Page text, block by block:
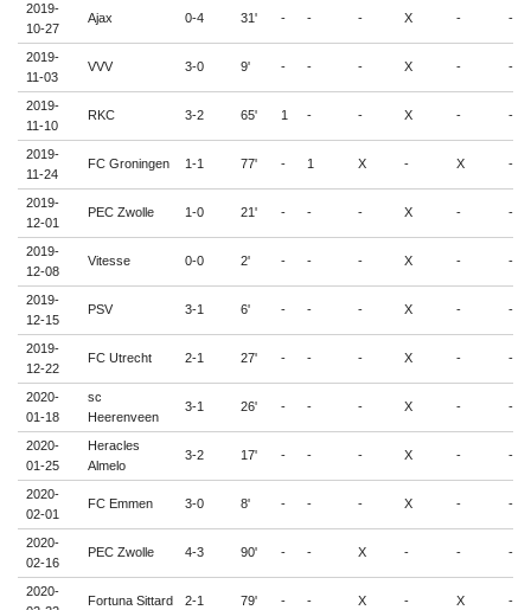
2019-
10-27
Ajax 0-4 31' - - - X - -
2019-
11-03
VVV 3-0 9' - - - X - -
2019-
11-10
RKC 3-2 65' 1 - - X - -
2019-
11-24
FC Groningen 1-1 77' - 1 X - X -
2019-
12-01
PEC Zwolle 1-0 21' - - - X - -
2019-
12-08
Vitesse 0-0 2' - - - X - -
2019-
12-15
PSV 3-1 6' - - - X - -
2019-
12-22
FC Utrecht 2-1 27' - - - X - -
2020-
01-18
sc
Heerenveen
3-1 26' - - - X - -
2020-
01-25
Heracles
Almelo
3-2 17' - - - X - -
2020-
02-01
FC Emmen 3-0 8' - - - X - -
2020-
02-16
PEC Zwolle 4-3 90' - - X - - -
2020-
Fortuna Sittard 2-1 79' - - X - X -